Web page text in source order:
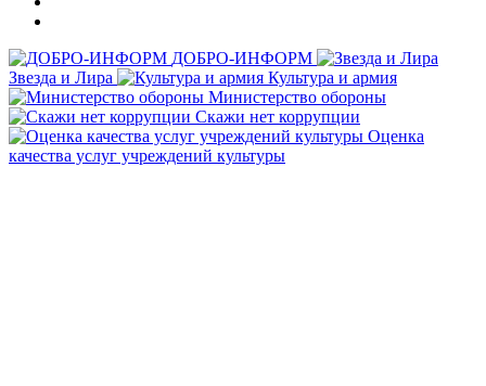
ДОБРО-ИНФОРМ
Звезда и Лира
Культура и армия
Министерство обороны
Скажи нет коррупции
Оценка
качества услуг учреждений культуры